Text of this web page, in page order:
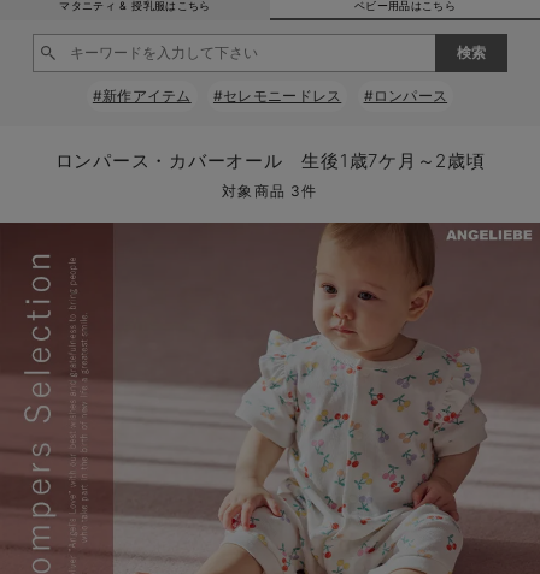
新生児服全て
ツーウェイオール・2WAYオール（新生児）
ベビー服全て
ロンパース・カバーオール
ベビー スカート
ベビートップス
ベビー アウター
ベビー セットアップ
スタイ・よだれかけ（新生児・ベビー）
ベビー帽子（新生児・乳児）
シーズンアイテム全て
ベビー・新生児 寝具全て
ベビーベッド・布団 （ベビー・新生児）
ベビー 雑貨全て
ベビーチェア（ハイローチェア）・ベビーラック
ベビー安全グッズ
ベビーおもちゃ
メモリアルグッズ
授乳・調乳・お食事
哺乳瓶
赤ちゃん 洗剤・洗濯用品・お掃除
お出かけグッズ全て
ベビー｜季節の特集全て
猛暑からベビーを守るひんやりグッズ
ベビー 夏のお役立ちグッズ特集
【素材別】ベビーロンパース特集
袴ロンパース特集
アウトレット全て
【アウトレット】ワンピース
【アウトレット】インナー
【アウトレット】ベビー
特集全て
抗菌防臭加工
冷房対策
接触冷感素材
Tシャツブラ
ブラトップ
親子セット
快適機能ウェア特集 トップス
再入荷全て
再入荷｜インナー
送料無料アイテム全て
ワンピース
スカート
パジャマ
インナー
雑貨
ベビー
ブラキャミ おまとめ
MAX55%OFF ブラック
【37周年祭セール】
【37周年祭セール】
気温差別オススメア
【15℃】3月下旬～
動きやすく着回しで
強撚スムース(コスパ
マタニティウェア
【おまとめ割】パジ
こだわりの履き心地
カジュアル
オフィス
ジャケット派
きれいめ美脚パンツ派
ツィード派
王道シンプル派
セットアップ派
出産準備応援割全て
マタニティパジャマ
【オフィスカジュア
レギンスタイプ
【フォーマル】ワン
【ベビー】長袖
ハンカチ
短肌着
セット
快適ウェア10%OFF
快適ウェア10%OFF
春のマタニティワン
セットアップ・ レイ
ジャンパースカート/
ワーク・オフィス
カジュアル
フォーマル / オケー
あったかアイテム｜
Gift Selection 出産
〜3,000円（税込）
10,001円（税込）〜
女の子におススメの
男の子におススメの
定番ギフト
もらって嬉しいギフト
かわいくておもしろ
何枚あっても嬉しい
冬の冷え対策インナ
薄くてあったか
保温&リカバリー
レギンス・タイツ
カップ付きインナー
あったか度◎
裏起毛素材
入院準備の持ち物チ
入院してすぐ使うグ
冬のあったか特集全て
【冬のあったか特集
【冬のあったか特集
マタニティ & 授乳服はこちら ベビー用品はこちら
#新作アイテム #セレモニードレス #ロンパース
ロンパース・カバーオール 生後1歳7ケ月～2歳頃
対象商品 3件
カートに入れる
閉じる